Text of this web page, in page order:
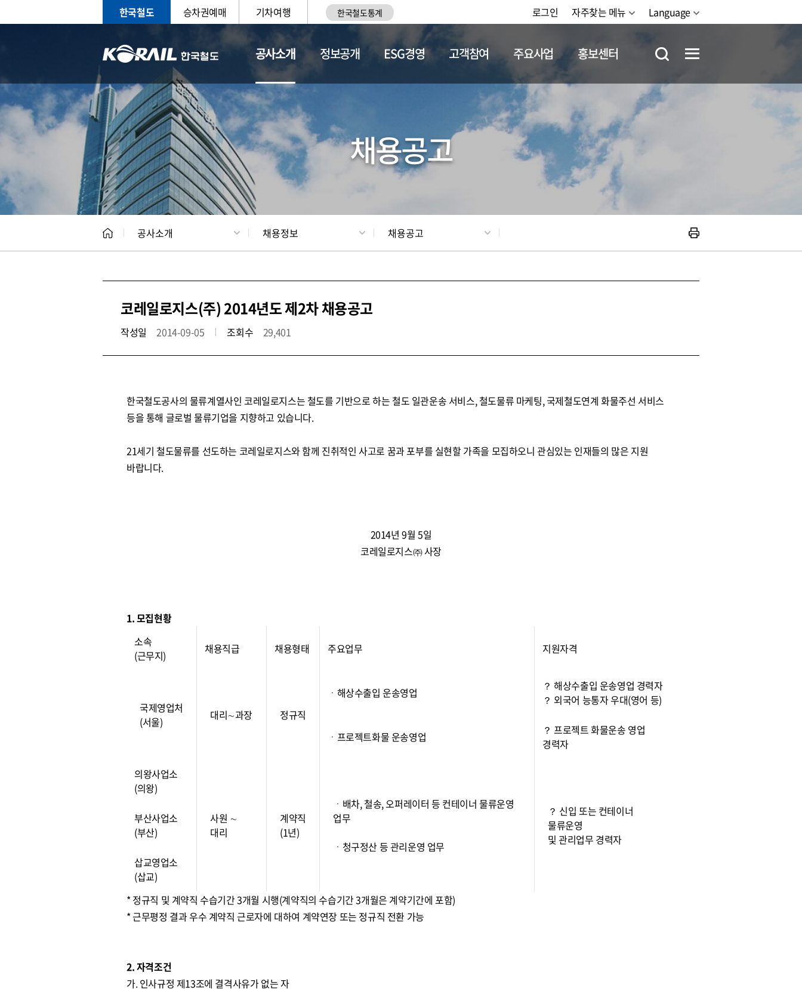
한국철도 승차권예매 기차여행 한국철도통계 로그인 자주찾는 메뉴 Language
공사소개
CEO 일반현황 채용정보
정보공개 ESG경영 고객참여 주요사업 홍보센터
채용공고
공사소개 채용정보 채용공고
코레일로지스(주) 2014년도 제2차 채용공고
작성일 2014-09-05 조회수 29,401
한국철도공사의 물류계열사인 코레일로지스는 철도를 기반으로 하는 철도 일관운송 서비스, 철도물류 마케팅, 국제철도연계 화물주선 서비스
등을 통해 글로벌 물류기업을 지향하고 있습니다.
21세기 철도물류를 선도하는 코레일로지스와 함께 진취적인 사고로 꿈과 포부를 실현할 가족을 모집하오니 관심있는 인재들의 많은 지원
바랍니다.
2014년 9월 5일
코레일로지스㈜ 사장
1. 모집현황
소속
(근무지)
채용직급 채용형태 주요업무 지원자격
국제영업처
(서울)
대리∼과장 정규직
ㆍ해상수출입 운송영업
？ 해상수출입 운송영업 경력자
？ 외국어 능통자 우대(영어 등)
ㆍ프로젝트화물 운송영업
？ 프로젝트 화물운송 영업
경력자
의왕사업소
(의왕)
사원 ∼
대리
계약직
(1년)
ㆍ배차, 철송, 오퍼레이터 등 컨테이너 물류운영
업무
ㆍ청구정산 등 관리운영 업무
？ 신입 또는 컨테이너
물류운영
및 관리업무 경력자
부산사업소
(부산)
삽교영업소
(삽교)
* 정규직 및 계약직 수습기간 3개월 시행(계약직의 수습기간 3개월은 계약기간에 포함)
* 근무평정 결과 우수 계약직 근로자에 대하여 계약연장 또는 정규직 전환 가능
2. 자격조건
가. 인사규정 제13조에 결격사유가 없는 자